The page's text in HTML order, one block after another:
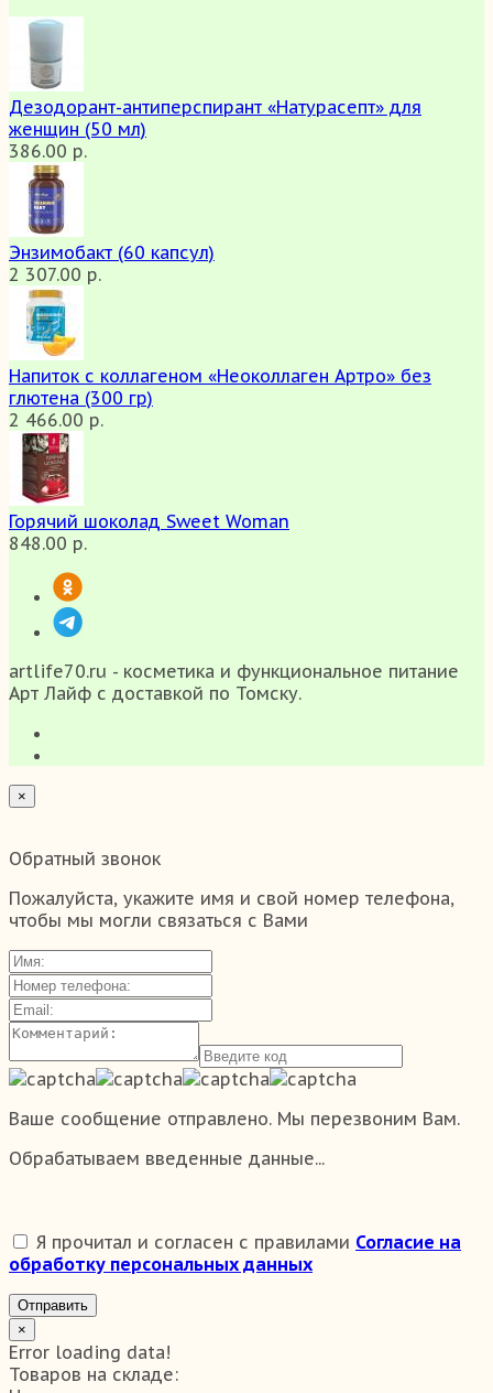
Дезодорант-антиперспирант «Натурасепт» для
женщин (50 мл)
386.00 р.
Энзимобакт (60 капсул)
2 307.00 р.
Напиток с коллагеном «Неоколлаген Артро» без
глютена (300 гр)
2 466.00 р.
Горячий шоколад Sweet Woman
848.00 р.
artlife70.ru - косметика и функциональное питание
Арт Лайф с доставкой по Томску.
×
Обратный звонок
Пожалуйста, укажите имя и свой номер телефона,
чтобы мы могли связаться с Вами
Ваше сообщение отправлено. Мы перезвоним Вам.
Обрабатываем введенные данные...
Я прочитал и согласен с правилами Согласие на
обработку персональных данных
Отправить
×
Error loading data!
Товаров на складе: